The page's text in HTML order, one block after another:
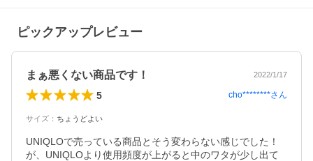
ピックアップレビュー
まぁ悪くない商品です！ 2022/1/17
5 cho********さん
サイズ ： ちょうどよい
UNIQLOで売っている商品とそう変わらない感じでした！
が、UNIQLOより使用頻度が上がると中のワタが少し出て